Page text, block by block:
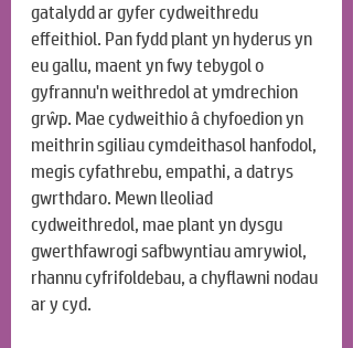
gatalydd ar gyfer cydweithredu
effeithiol. Pan fydd plant yn hyderus yn
eu gallu, maent yn fwy tebygol o
gyfrannu'n weithredol at ymdrechion
grŵp. Mae cydweithio â chyfoedion yn
meithrin sgiliau cymdeithasol hanfodol,
megis cyfathrebu, empathi, a datrys
gwrthdaro. Mewn lleoliad
cydweithredol, mae plant yn dysgu
gwerthfawrogi safbwyntiau amrywiol,
rhannu cyfrifoldebau, a chyflawni nodau
ar y cyd.